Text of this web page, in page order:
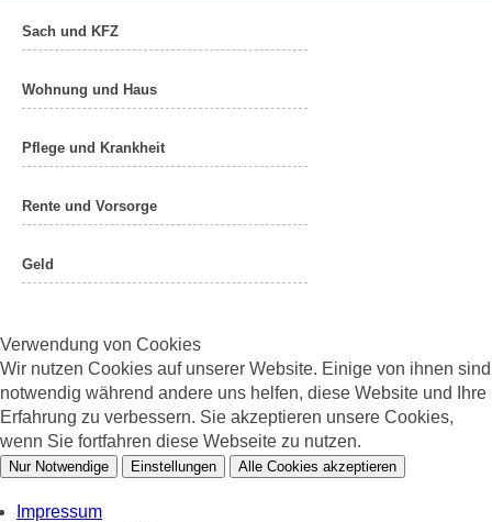
Sach und KFZ
Wohnung und Haus
Pflege und Krankheit
Rente und Vorsorge
Geld
Verwendung von Cookies
Wir nutzen Cookies auf unserer Website. Einige von ihnen sind
notwendig während andere uns helfen, diese Website und Ihre
Erfahrung zu verbessern. Sie akzeptieren unsere Cookies,
wenn Sie fortfahren diese Webseite zu nutzen.
Nur Notwendige Einstellungen Alle Cookies akzeptieren
Impressum